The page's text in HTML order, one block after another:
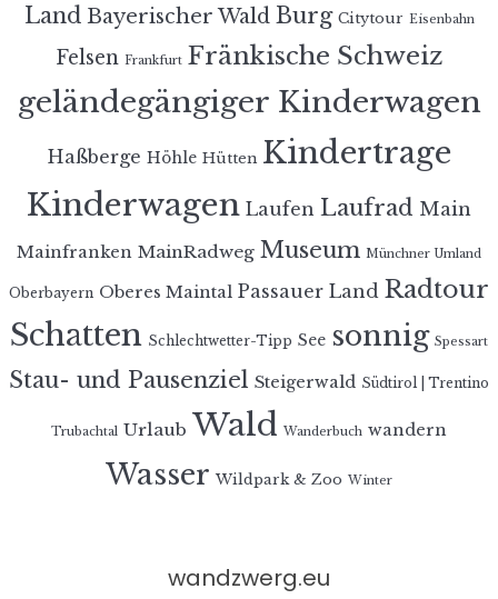
Land Bayerischer Wald Burg Citytour Eisenbahn
Felsen Frankfurt Fränkische Schweiz
geländegängiger Kinderwagen
Haßberge Höhle Hütten Kindertrage
Kinderwagen Laufen Laufrad Main
Mainfranken MainRadweg Museum Münchner Umland
Oberbayern Oberes Maintal Passauer Land Radtour
Schatten Schlechtwetter-Tipp See sonnig Spessart
Stau- und Pausenziel Steigerwald Südtirol | Trentino
Trubachtal Urlaub Wald Wanderbuch wandern
Wasser Wildpark & Zoo Winter
wandzwerg.eu